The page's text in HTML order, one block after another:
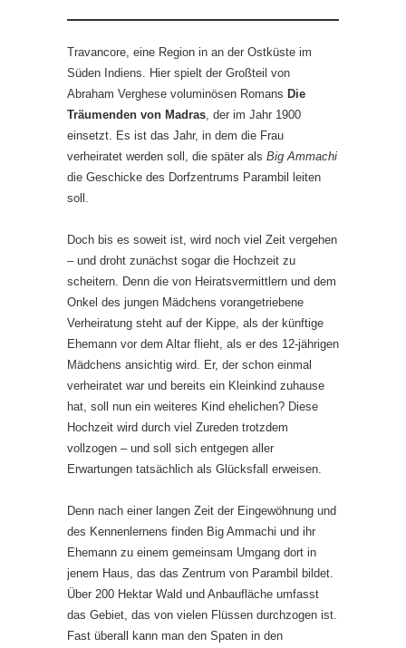
Travancore, eine Region in an der Ostküste im
Süden Indiens. Hier spielt der Großteil von
Abraham Verghese voluminösen Romans Die
Träumenden von Madras , der im Jahr 1900
einsetzt. Es ist das Jahr, in dem die Frau
verheiratet werden soll, die später als Big Ammachi
die Geschicke des Dorfzentrums Parambil leiten
soll.
Doch bis es soweit ist, wird noch viel Zeit vergehen
– und droht zunächst sogar die Hochzeit zu
scheitern. Denn die von Heiratsvermittlern und dem
Onkel des jungen Mädchens vorangetriebene
Verheiratung steht auf der Kippe, als der künftige
Ehemann vor dem Altar flieht, als er des 12-jährigen
Mädchens ansichtig wird. Er, der schon einmal
verheiratet war und bereits ein Kleinkind zuhause
hat, soll nun ein weiteres Kind ehelichen? Diese
Hochzeit wird durch viel Zureden trotzdem
vollzogen – und soll sich entgegen aller
Erwartungen tatsächlich als Glücksfall erweisen.
Denn nach einer langen Zeit der Eingewöhnung und
des Kennenlernens finden Big Ammachi und ihr
Ehemann zu einem gemeinsam Umgang dort in
jenem Haus, das das Zentrum von Parambil bildet.
Über 200 Hektar Wald und Anbaufläche umfasst
das Gebiet, das von vielen Flüssen durchzogen ist.
Fast überall kann man den Spaten in den